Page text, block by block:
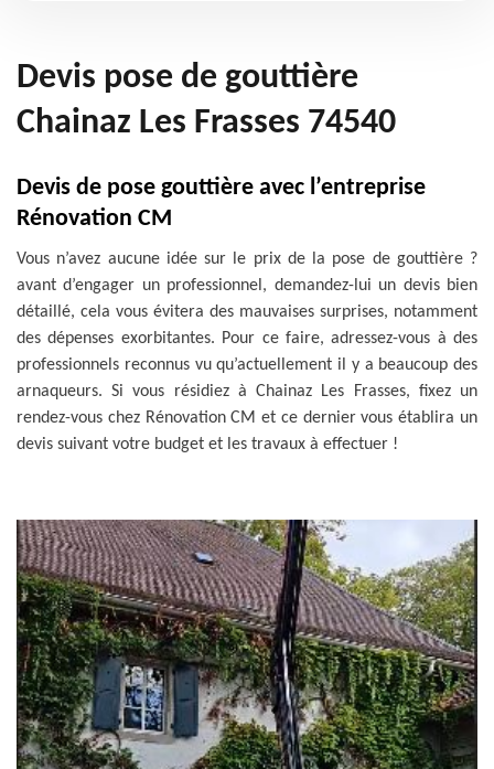
Devis pose de gouttière
Chainaz Les Frasses 74540
Devis de pose gouttière avec l’entreprise
Rénovation CM
Vous n’avez aucune idée sur le prix de la pose de gouttière ?
avant d’engager un professionnel, demandez-lui un devis bien
détaillé, cela vous évitera des mauvaises surprises, notamment
des dépenses exorbitantes. Pour ce faire, adressez-vous à des
professionnels reconnus vu qu’actuellement il y a beaucoup des
arnaqueurs. Si vous résidiez à Chainaz Les Frasses, fixez un
rendez-vous chez Rénovation CM et ce dernier vous établira un
devis suivant votre budget et les travaux à effectuer !